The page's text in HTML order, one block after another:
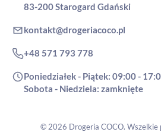
83-200 Starogard Gdański
kontakt@drogeriacoco.pl
+48 571 793 778
Poniedziałek - Piątek: 09:00 -
Sobota - Niedziela: zamknięte
© 2026 Drogeria COCO. Wszelkie